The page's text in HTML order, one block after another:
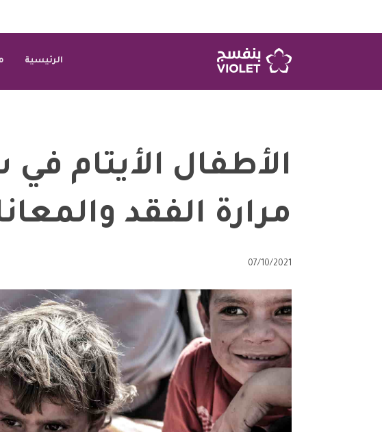
الرئيسية
الأطفال الأيتام
مرارة الفقد
07/10/2021